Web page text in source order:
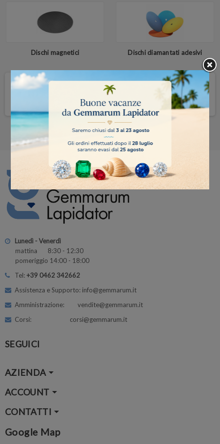
Dischi magnetici Dischi diamantati adesivi
Ci scusiamo per l'inconveniente.
Prova a fare nuovamente la ricerca
Lunedì - Venerdì
mattina 8:30 - 12:30
pomeriggio 14:00 - 18:00
Tel:+39 0462 342662
Assistenza e Supporto: info@gemmarum.it
Amministrazione: vendite@gemmarum.it
Corsi: corsi@gemmarum.it
SEGUICI
AZIENDA
ACCOUNT
CONTATTI
Google Map